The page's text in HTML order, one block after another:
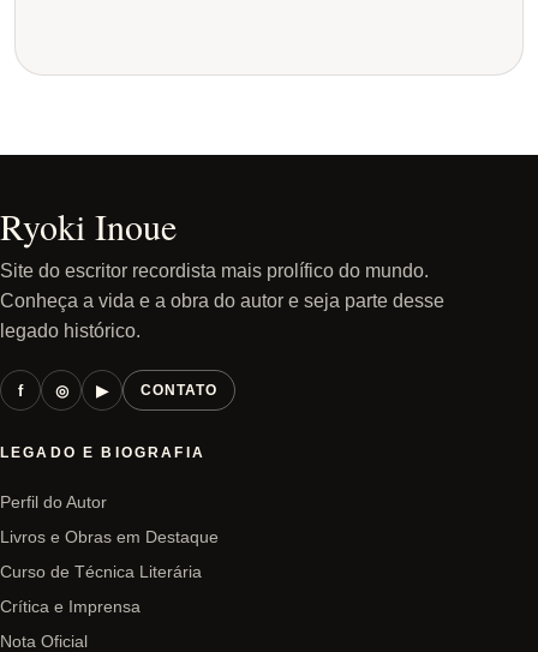
Ryoki Inoue
Site do escritor recordista mais prolífico do mundo.
Conheça a vida e a obra do autor e seja parte desse
legado histórico.
f ◎ ▶ CONTATO
LEGADO E BIOGRAFIA
Perfil do Autor
Livros e Obras em Destaque
Curso de Técnica Literária
Crítica e Imprensa
Nota Oficial